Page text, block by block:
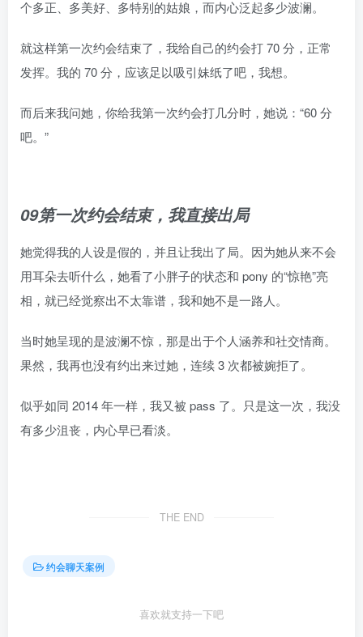
个多正、多美好、多特别的姑娘，而内心泛起多少波澜。
就这样第一次约会结束了，我给自己的约会打 70 分，正常
发挥。我的 70 分，应该足以吸引妹纸了吧，我想。
而后来我问她，你给我第一次约会打几分时，她说：“60 分
吧。”
09第一次约会结束，我直接出局
她觉得我的人设是假的，并且让我出了局。因为她从来不会
用耳朵去听什么，她看了小胖子的状态和 pony 的“惊艳”亮
相，就已经觉察出不太靠谱，我和她不是一路人。
当时她呈现的是波澜不惊，那是出于个人涵养和社交情商。
果然，我再也没有约出来过她，连续 3 次都被婉拒了。
似乎如同 2014 年一样，我又被 pass 了。只是这一次，我没
有多少沮丧，内心早已看淡。
THE END
约会聊天案例
喜欢就支持一下吧